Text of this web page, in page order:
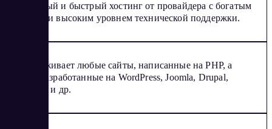
Надежный и быстрый хостинг от провайдера с богатым
опытом и высоким уровнем технической поддержки.
Поддерживает любые сайты, написанные на PHP, а
также разработанные на WordPress, Joomla, Drupal,
Битрикс и др.